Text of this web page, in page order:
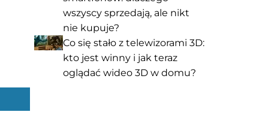
wszyscy sprzedają, ale nikt
nie kupuje?
Co się stało z telewizorami 3D:
kto jest winny i jak teraz
oglądać wideo 3D w domu?